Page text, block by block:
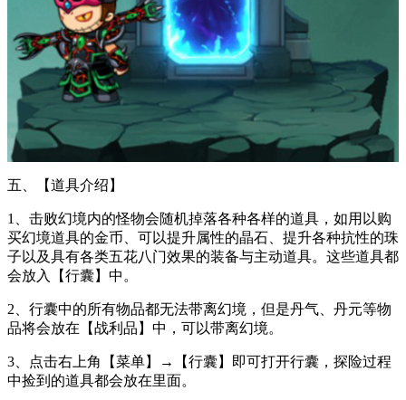
五、【道具介绍】
1、击败幻境内的怪物会随机掉落各种各样的道具，如用以购
买幻境道具的金币、可以提升属性的晶石、提升各种抗性的珠
子以及具有各类五花八门效果的装备与主动道具。这些道具都
会放入【行囊】中。
2、行囊中的所有物品都无法带离幻境，但是丹气、丹元等物
品将会放在【战利品】中，可以带离幻境。
3、点击右上角【菜单】→【行囊】即可打开行囊，探险过程
中捡到的道具都会放在里面。